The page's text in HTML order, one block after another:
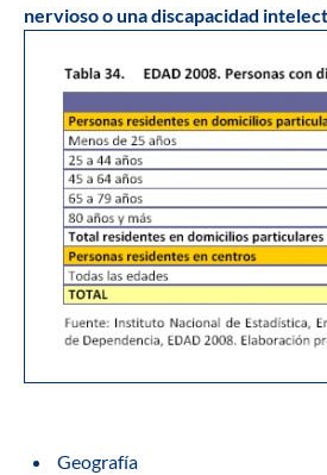
nervioso o una discapacidad
Geografía